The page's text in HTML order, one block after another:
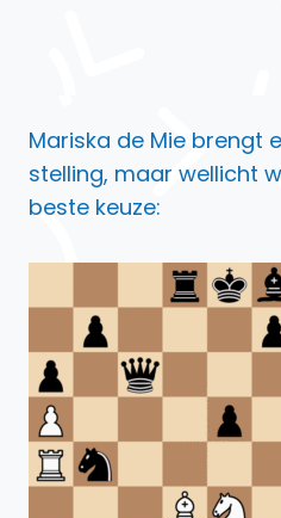
Mariska de Mie brengt
stelling, maar wellicht
beste keuze: